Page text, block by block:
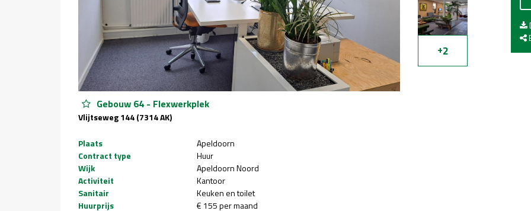
+2
Gebouw 64 - Flexwerkplek
Vlijtseweg 144 (7314 AK)
Plaats
Apeldoorn
Contract type
Huur
Wijk
Apeldoorn Noord
Activiteit
Kantoor
Sanitair
Keuken en toilet
Huurprijs
€ 155 per maand